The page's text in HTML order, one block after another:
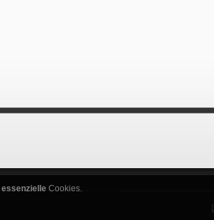
essenzielle Cookies.